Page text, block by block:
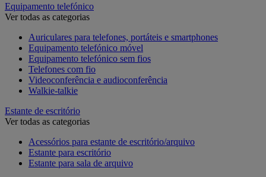
Equipamento telefónico
Ver todas as categorias
Auriculares para telefones, portáteis e smartphones
Equipamento telefónico móvel
Equipamento telefónico sem fios
Telefones com fio
Videoconferência e audioconferência
Walkie-talkie
Estante de escritório
Ver todas as categorias
Acessórios para estante de escritório/arquivo
Estante para escritório
Estante para sala de arquivo